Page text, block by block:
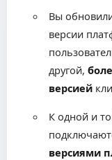
Вы
версии
другой,
версией
К одной и
версиями